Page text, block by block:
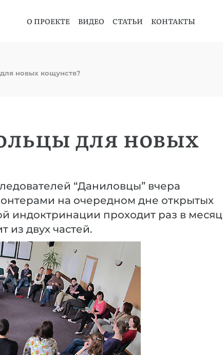
О ПРОЕКТЕ ВИДЕО СТАТЬИ КОНТАКТЫ
новых кощунств?
для новых
“Даниловцы” вчера
на очередном дне открытых
индоктринации проходит раз в месяц
из двух частей.